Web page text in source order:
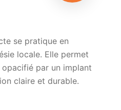
se pratique en
locale. Elle permet
par un implant
claire et durable.